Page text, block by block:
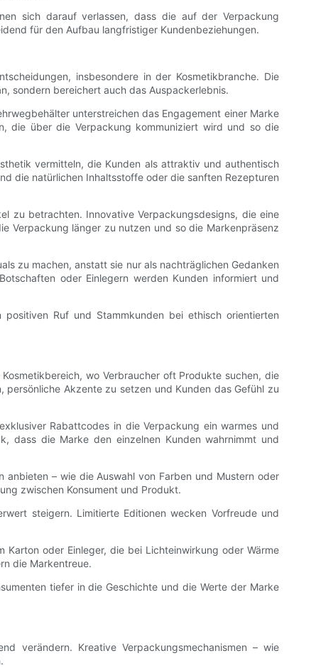
sich darauf verlassen, dass die auf der Verpackung
für den Aufbau langfristiger Kundenbeziehungen.
insbesondere in der Kosmetikbranche. Die
sondern bereichert auch das Auspackerlebnis.
unterstreichen das Engagement einer Marke
die über die Verpackung kommuniziert wird und so die
vermitteln, die Kunden als attraktiv und authentisch
die natürlichen Inhaltsstoffe oder die sanften Rezepturen
zu betrachten. Innovative Verpackungsdesigns, die eine
Verpackung länger zu nutzen und so die Markenpräsenz
zu machen, anstatt sie nur als nachträglichen Gedanken
oder Einlegern werden Kunden informiert und
Ruf und Stammkunden bei ethisch orientierten
wo Verbraucher oft Produkte suchen, die
Akzente zu setzen und Kunden das Gefühl zu
Rabattcodes in die Verpackung ein warmes und
dass die Marke den einzelnen Kunden wahrnimmt und
– wie die Auswahl von Farben und Mustern oder
zwischen Konsument und Produkt.
steigern. Limitierte Editionen wecken Vorfreude und
oder Einleger, die bei Lichteinwirkung oder Wärme
die Markentreue.
tiefer in die Geschichte und die Werte der Marke
verändern. Kreative Verpackungsmechanismen – wie